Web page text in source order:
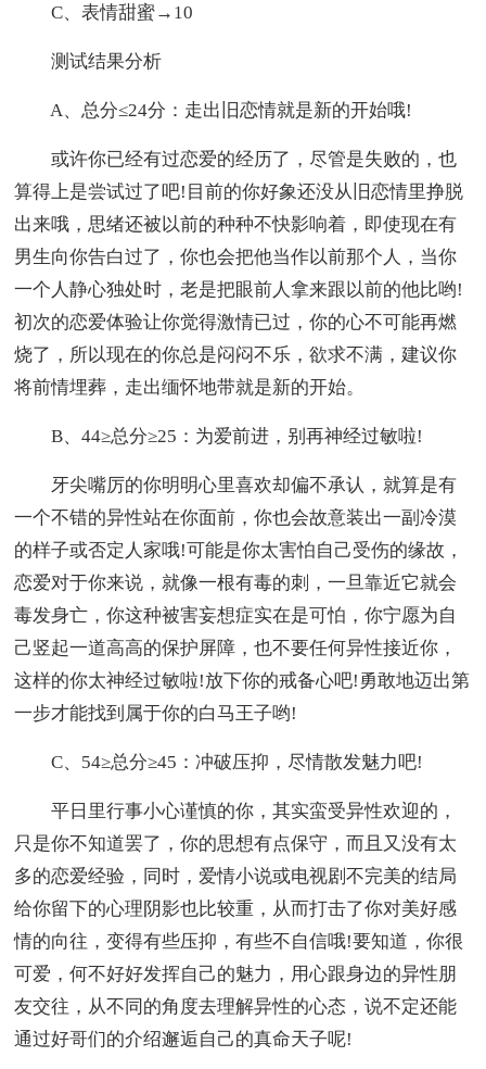
C、表情甜蜜→10
测试结果分析
A、总分≤24分：走出旧恋情就是新的开始哦!
或许你已经有过恋爱的经历了，尽管是失败的，也
算得上是尝试过了吧!目前的你好象还没从旧恋情里挣脱
出来哦，思绪还被以前的种种不快影响着，即使现在有
男生向你告白过了，你也会把他当作以前那个人，当你
一个人静心独处时，老是把眼前人拿来跟以前的他比哟!
初次的恋爱体验让你觉得激情已过，你的心不可能再燃
烧了，所以现在的你总是闷闷不乐，欲求不满，建议你
将前情埋葬，走出缅怀地带就是新的开始。
B、44≥总分≥25：为爱前进，别再神经过敏啦!
牙尖嘴厉的你明明心里喜欢却偏不承认，就算是有
一个不错的异性站在你面前，你也会故意装出一副冷漠
的样子或否定人家哦!可能是你太害怕自己受伤的缘故，
恋爱对于你来说，就像一根有毒的刺，一旦靠近它就会
毒发身亡，你这种被害妄想症实在是可怕，你宁愿为自
己竖起一道高高的保护屏障，也不要任何异性接近你，
这样的你太神经过敏啦!放下你的戒备心吧!勇敢地迈出第
一步才能找到属于你的白马王子哟!
C、54≥总分≥45：冲破压抑，尽情散发魅力吧!
平日里行事小心谨慎的你，其实蛮受异性欢迎的，
只是你不知道罢了，你的思想有点保守，而且又没有太
多的恋爱经验，同时，爱情小说或电视剧不完美的结局
给你留下的心理阴影也比较重，从而打击了你对美好感
情的向往，变得有些压抑，有些不自信哦!要知道，你很
可爱，何不好好发挥自己的魅力，用心跟身边的异性朋
友交往，从不同的角度去理解异性的心态，说不定还能
通过好哥们的介绍邂逅自己的真命天子呢!